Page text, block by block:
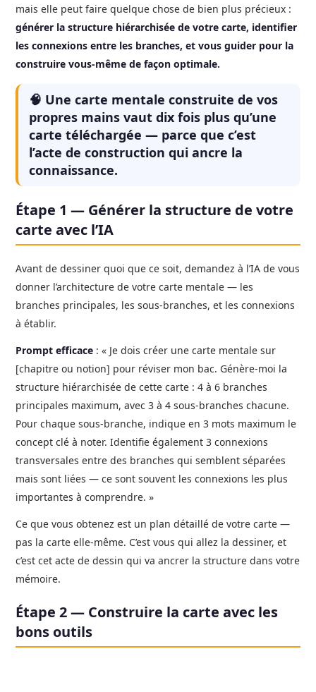
mais elle peut faire quelque chose de bien plus précieux :
générer la structure hiérarchisée de votre carte, identifier
les connexions entre les branches, et vous guider pour la
construire vous-même de façon optimale.
🧠 Une carte mentale construite de vos
propres mains vaut dix fois plus qu’une
carte téléchargée — parce que c’est
l’acte de construction qui ancre la
connaissance.
Étape 1 — Générer la structure de votre
carte avec l’IA
Avant de dessiner quoi que ce soit, demandez à l’IA de vous
donner l’architecture de votre carte mentale — les
branches principales, les sous-branches, et les connexions
à établir.
Prompt efficace : « Je dois créer une carte mentale sur
[chapitre ou notion] pour réviser mon bac. Génère-moi la
structure hiérarchisée de cette carte : 4 à 6 branches
principales maximum, avec 3 à 4 sous-branches chacune.
Pour chaque sous-branche, indique en 3 mots maximum le
concept clé à noter. Identifie également 3 connexions
transversales entre des branches qui semblent séparées
mais sont liées — ce sont souvent les connexions les plus
importantes à comprendre. »
Ce que vous obtenez est un plan détaillé de votre carte —
pas la carte elle-même. C’est vous qui allez la dessiner, et
c’est cet acte de dessin qui va ancrer la structure dans votre
mémoire.
Étape 2 — Construire la carte avec les
bons outils